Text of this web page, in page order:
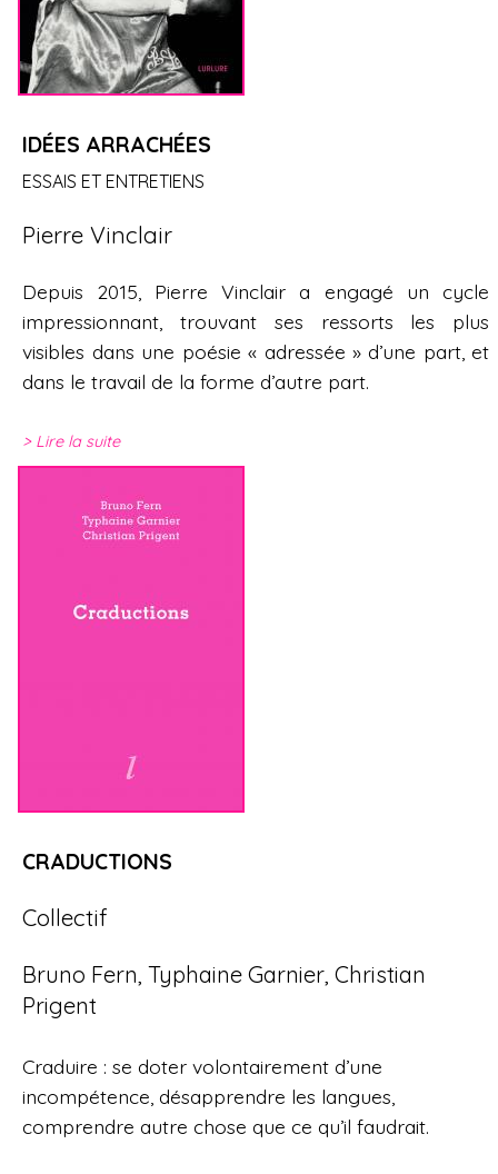
IDÉES ARRACHÉES
ESSAIS ET ENTRETIENS
Pierre Vinclair
Depuis 2015, Pierre Vinclair a engagé un cycle
impressionnant, trouvant ses ressorts les plus
visibles dans une poésie « adressée » d’une part, et
dans le travail de la forme d’autre part.
Lire la suite
CRADUCTIONS
Collectif
Bruno Fern, Typhaine Garnier, Christian
Prigent
Craduire : se doter volontairement d’une
incompétence, désapprendre les langues,
comprendre autre chose que ce qu’il faudrait.
e
s